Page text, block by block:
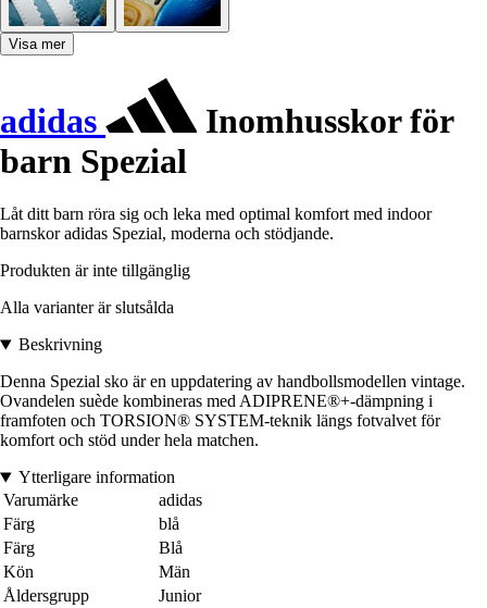
Visa mer
adidas
Inomhusskor för
barn Spezial
Låt ditt barn röra sig och leka med optimal komfort med indoor
barnskor adidas Spezial, moderna och stödjande.
Produkten är inte tillgänglig
Alla varianter är slutsålda
Beskrivning
Denna Spezial sko är en uppdatering av handbollsmodellen vintage.
Ovandelen suède kombineras med ADIPRENE®+-dämpning i
framfoten och TORSION® SYSTEM-teknik längs fotvalvet för
komfort och stöd under hela matchen.
Ytterligare information
Varumärke
adidas
Färg
blå
Färg
Blå
Kön
Män
Åldersgrupp
Junior